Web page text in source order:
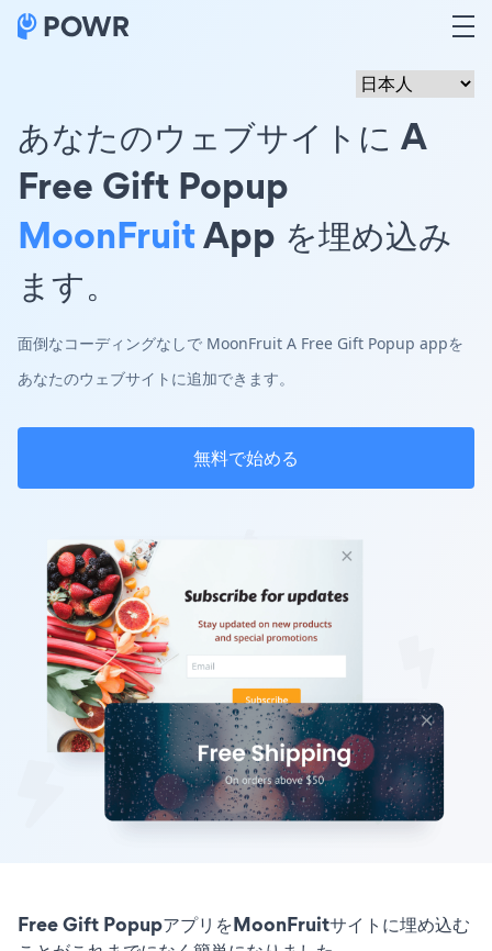
あなたのウェブサイトに A
Free Gift Popup
MoonFruitApp を埋め込み
ます。
面倒なコーディングなしで MoonFruit A Free Gift Popup appを
あなたのウェブサイトに追加できます。
無料で始める
Free Gift PopupアプリをMoonFruitサイトに埋め込む